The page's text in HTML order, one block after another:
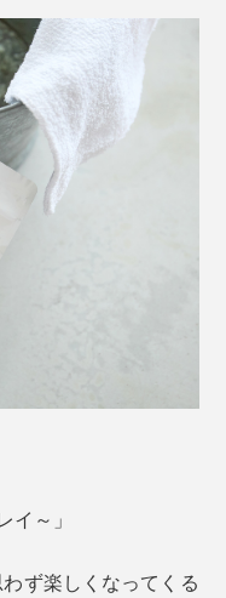
イ～」
ず楽しくなってくる